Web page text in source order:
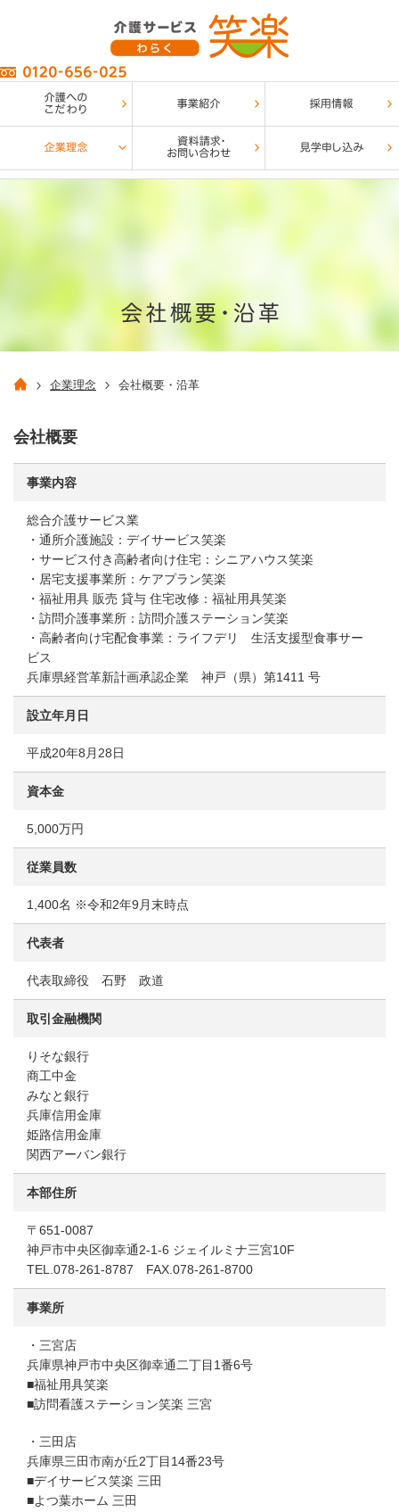
企業理念 会社概要・沿革
会社概要
事業内容
総合介護サービス業
・通所介護施設：デイサービス笑楽
・サービス付き高齢者向け住宅：シニアハウス笑楽
・居宅支援事業所：ケアプラン笑楽
・福祉用具 販売 貸与 住宅改修：福祉用具笑楽
・訪問介護事業所：訪問介護ステーション笑楽
・高齢者向け宅配食事業：ライフデリ 生活支援型食事サー
ビス
兵庫県経営革新計画承認企業 神戸（県）第1411 号
設立年月日
平成20年8月28日
資本金
5,000万円
従業員数
1,400名 ※令和2年9月末時点
代表者
代表取締役 石野 政道
取引金融機関
りそな銀行
商工中金
みなと銀行
兵庫信用金庫
姫路信用金庫
関西アーバン銀行
本部住所
〒651-0087
神戸市中央区御幸通2-1-6 ジェイルミナ三宮10F
TEL.078-261-8787 FAX.078-261-8700
事業所
・三宮店
兵庫県神戸市中央区御幸通二丁目1番6号
■福祉用具笑楽
■訪問看護ステーション笑楽 三宮
・三田店
兵庫県三田市南が丘2丁目14番23号
■デイサービス笑楽 三田
■よつ葉ホーム 三田